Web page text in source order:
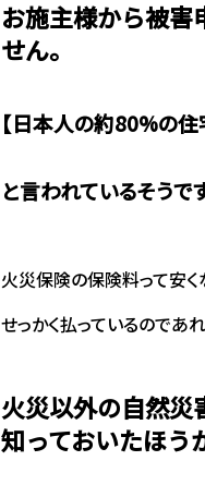
お施主様から被
せん。
【日本人の約80%の
と言われているそうで
火災保険の保険料って安く
せっかく払っているのであれ
火災以外の自然災
知っておいたほう